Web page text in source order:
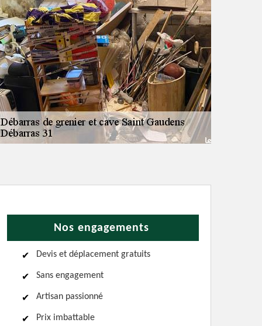
Nos engagements
Devis et déplacement gratuits
Sans engagement
Artisan passionné
Prix imbattable